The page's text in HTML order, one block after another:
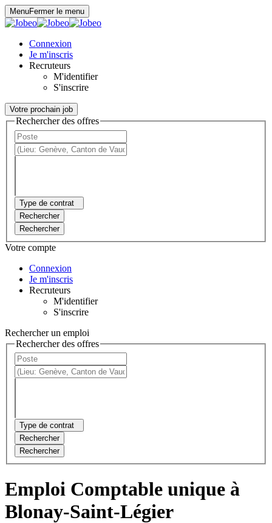
MenuFermer le menu
Connexion
Je m'inscris
Recruteurs
M'identifier
S'inscrire
Votre prochain job
Rechercher des offres
Type de contrat
Rechercher
Rechercher
Votre compte
Connexion
Je m'inscris
Recruteurs
M'identifier
S'inscrire
Rechercher un emploi
Rechercher des offres
Type de contrat
Rechercher
Rechercher
Emploi Comptable unique à
Blonay-Saint-Légier
Panneau de gestion des cookies